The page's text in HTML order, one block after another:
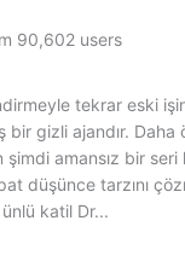
90,602 users
tekrar eski
bir gizli ajandır.
amansız bir
düşünce tarzını
katil Dr...